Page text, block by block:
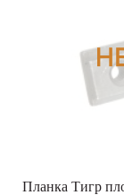
Планка Тигр